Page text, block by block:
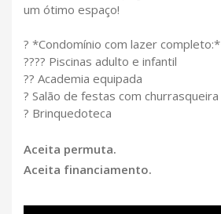
um ótimo espaço!
? *Condomínio com lazer completo:*
???? Piscinas adulto e infantil
?? Academia equipada
? Salão de festas com churrasqueira
? Brinquedoteca
Aceita permuta.
Aceita financiamento.